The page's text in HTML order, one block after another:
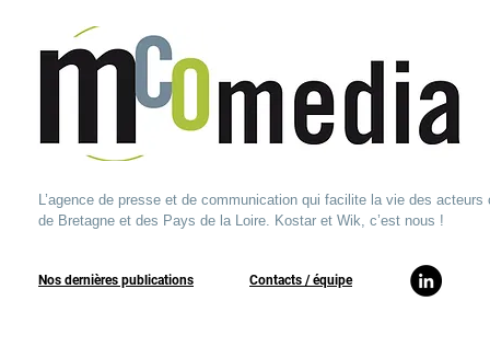
L’agence de presse et de communication qui facilite la vie des acteurs
de Bretagne et des Pays de la Loire. Kostar et Wik, c’est nous !
Nos dernières publications ​Contacts / équipe​